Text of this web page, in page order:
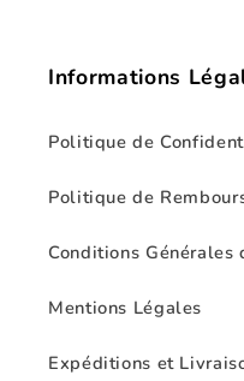
Informations
Politique de
Politique de
Conditions Générales
Mentions Légales
Expéditions et